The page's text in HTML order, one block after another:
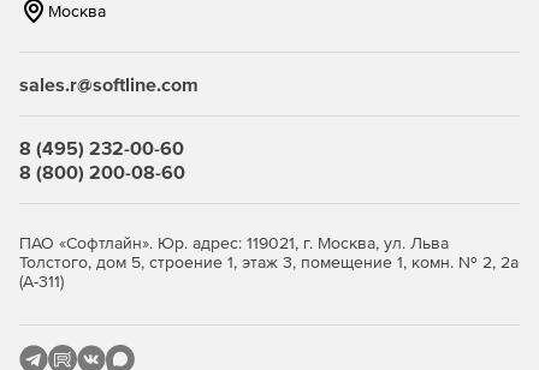
Москва
sales.r@softline.com
8 (495) 232-00-60
8 (800) 200-08-60
ПАО «Софтлайн». Юр. адрес: 119021, г. Москва, ул. Льва
Толстого, дом 5, строение 1, этаж 3, помещение 1, комн. № 2, 2а
(А-311)